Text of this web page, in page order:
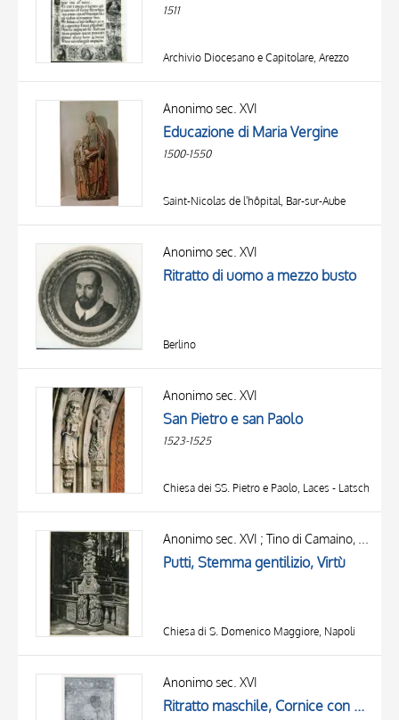
1511
Archivio Diocesano e Capitolare, Arezzo
Anonimo sec. XVI
Educazione di Maria Vergine
1500-1550
Saint-Nicolas de l'hôpital, Bar-sur-Aube
Anonimo sec. XVI
Ritratto di uomo a mezzo busto
Berlino
Anonimo sec. XVI
San Pietro e san Paolo
1523-1525
Chiesa dei SS. Pietro e Paolo, Laces - Latsch
Putti, Stemma gentilizio, Virtù
Chiesa di S. Domenico Maggiore, Napoli
Anonimo sec. XVI
Ritratto maschile, Cornice con motivi decorativi fitomorfi